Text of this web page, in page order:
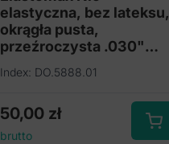
elastyczna, bez lateksu,
okrągła pusta,
przeźroczysta .030"
Index: DO.5888.01
50,00 zł
brutto